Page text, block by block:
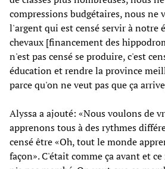
compressions budgétaires, nous ne
l'argent qui est censé servir à notre
chevaux [financement des
n'est pas censé se produire, c'est
éducation et rendre la province
parce qu'on ne veut pas que ça
Alyssa a ajouté: «Nous voulons de
apprenons tous à des rythmes
censé être «Oh, tout le monde
façon». C'était comme ça avant et